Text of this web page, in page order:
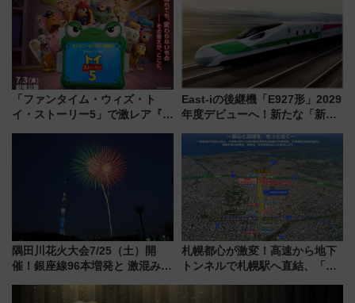
や伝統文化の特別コラボ
「ファンタイム・ウィズ・ト
イ・ストーリー5」で激レア『ロ
デコレーションも徹底解説
East-iの後継機「E927形」2029
年度デビューへ！新たな「新幹
説【JR東日本】
隅田川花火大会7/25（土）開
催！銀座線96本増発と 激混みの
アクセス攻略法、2万発の花火が
札幌都心が激変！高速から地下
トンネルで札幌駅へ直結、「創
から本格着工、延長4.8km整備